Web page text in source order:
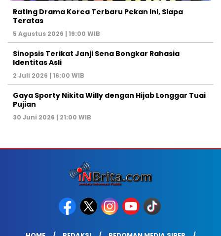
Rating Drama Korea Terbaru Pekan Ini, Siapa
Teratas
5 Agustus 2026 | 19:00 WIB
Sinopsis Terikat Janji Sena Bongkar Rahasia
Identitas Asli
2 Juli 2026 | 16:00 WIB
Gaya Sporty Nikita Willy dengan Hijab Longgar Tuai
Pujian
30 Juni 2026 | 21:00 WIB